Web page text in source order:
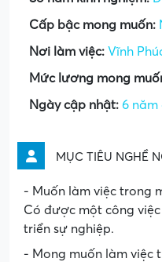
Cấp bậc mong muốn:
Nơi làm việc: Vĩnh
Mức lương mong
Ngày cập nhật: 6 năm
MỤC TIÊU NGHỀ
- Muốn làm việc trong
Có được một công
triển sự nghiệp.
- Mong muốn làm việc